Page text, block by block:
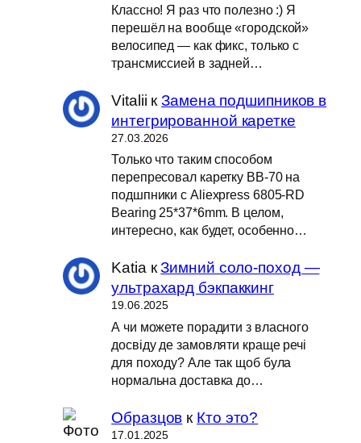
Классно! Я раз что полезно :) Я
перешёл на вообще «городской»
велосипед — как фикс, только с
трансмиссией в задней…
Vitalii кЗамена подшипников в
интегрированной каретке
27.03.2026
Только что таким способом
перепресовал каретку BB-70 на
подшпники с Aliexpress 6805-RD
Bearing 25*37*6mm. В целом,
интересно, как будет, особенно…
Katia кЗимний соло-поход —
ультрахард бэкпаккинг
19.06.2025
А чи можете порадити з власного
досвіду де замовляти краще речі
для походу? Але так щоб була
нормальна доставка до…
Образцов к Кто это?
17.01.2025